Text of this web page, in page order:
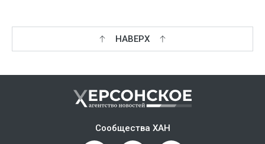
НАВЕРХ
Сообщества ХАН